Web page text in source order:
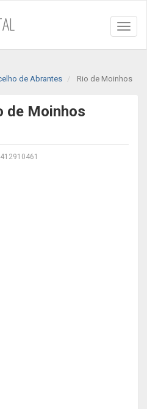
Toggle
de Abrantes Rio de Moinhos
de Moinhos